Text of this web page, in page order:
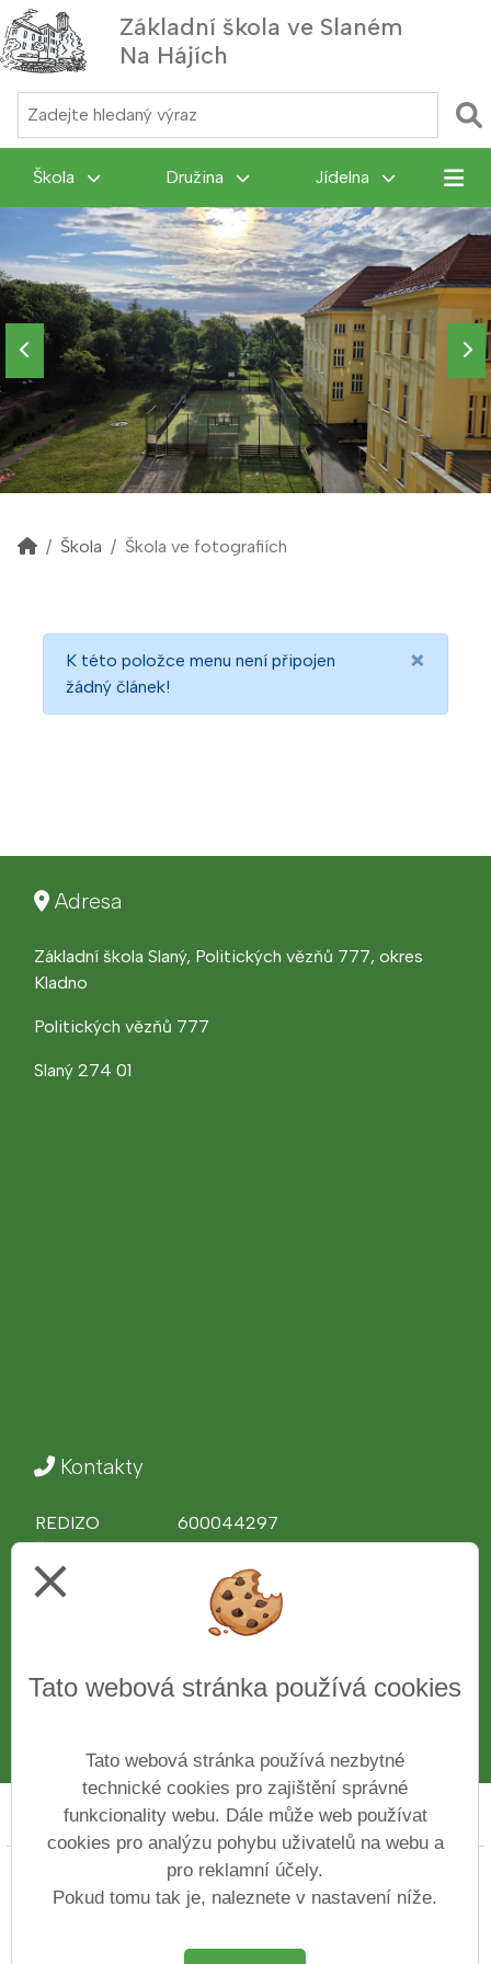
Základní škola ve Slaném
Na Hájích
Škola Družina Jídelna
Škola Škola ve fotografiích
×
K této položce menu není připojen
žádný článek!
Adresa
Základní škola Slaný, Politických vězňů 777, okres
Kladno
Politických vězňů 777
Slaný 274 01
Kontakty
REDIZO
600044297
Telefon
312 510 081
43776761
www.zshajeslany.cz
E-mail
1zsslany.haje@zshajeslany.cz
Číslo účtu
27-7171100227/0100
Prohlášení o přístupnosti Mapa webu Cookies
Copyright © 2022 - 2023 Základní škola ve Slaném Na
Hájích &
Vitalex Group - Tvorba školních
close
Tato webová stránka používá cookies
Tato webová stránka používá nezbytné
technické cookies pro zajištění správné
funkcionality webu. Dále může web používat
cookies pro analýzu pohybu uživatelů na webu a
pro reklamní účely.
Pokud tomu tak je, naleznete v nastavení níže.